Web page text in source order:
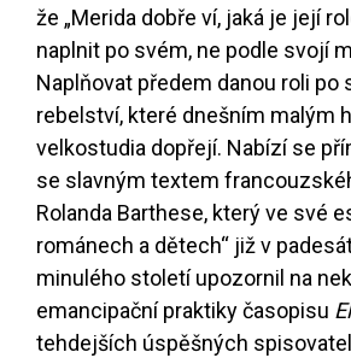
že „Merida dobře ví, jaká je její
naplnit po svém, ne podle svojí
Naplňovat předem danou roli po
rebelství, které dnešním malým
velkostudia dopřejí. Nabízí se
se slavným textem
Rolanda Barthese, který ve své
románech a dětech“ již v
minulého století upozornil na
emancipační praktiky časopisu
tehdejších úspěšných